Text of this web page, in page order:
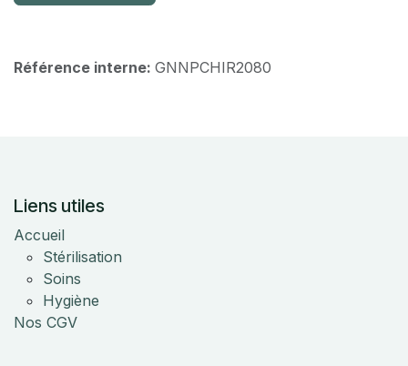
Référence interne: GNNPCHIR2080
Liens utiles
Accueil
Stérilisation
Soins
Hygiène
Nos CGV